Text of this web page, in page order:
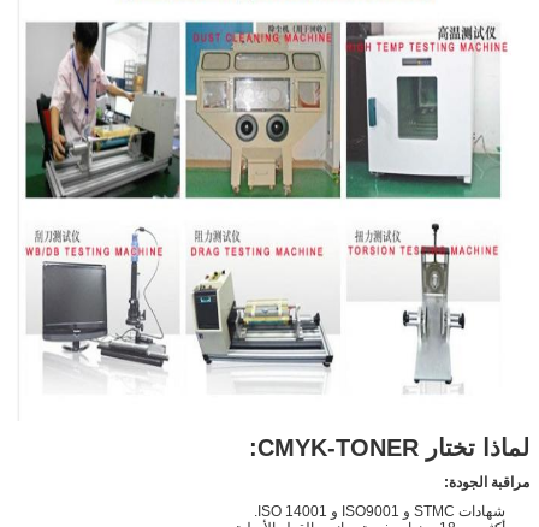
لماذا تختار CMYK-TONER:
مراقبة الجودة:
شهادات STMC و ISO9001 و ISO 14001.